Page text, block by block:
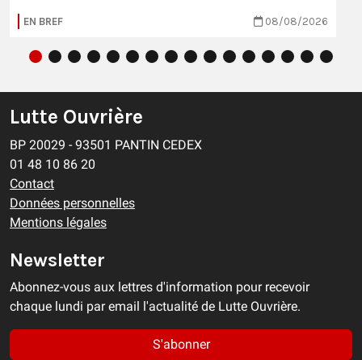
EN BREF 08/08/2026
Lutte Ouvrière
BP 20029 - 93501 PANTIN CEDEX
01 48 10 86 20
Contact
Données personnelles
Mentions légales
Newsletter
Abonnez-vous aux lettres d'information pour recevoir
chaque lundi par email l'actualité de Lutte Ouvrière.
S'abonner